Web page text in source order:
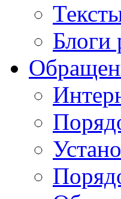
Блоги